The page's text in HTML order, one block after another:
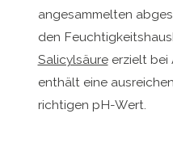
angesammelten
den
Salicylsäureerzielt bei
enthält eine
richtigen pH-Wert.